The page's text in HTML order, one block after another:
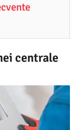
centrale